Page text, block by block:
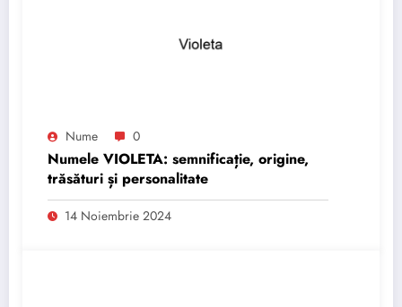
Nume 0
Numele VIOLETA: semnificație, origine,
trăsături și personalitate
14 Noiembrie 2024